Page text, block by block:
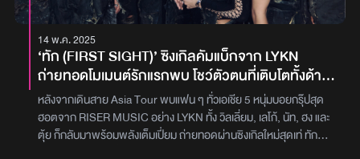
ยู่แล้ว เลยใส่ความขี้เล่นที่เป็นตัวเองลงไป และพยายามปรับเสียงร้องให้
เข้ากับสไตล์ของตัวเองให้มากที่สุดครับ“ในส่วนของเนื้อเพลงเล่าเรื่องถึง
ความรักวัยใส ที่แอบชอบใครคนหนึ่ง แล้วเราต้องการที่จะพรีเซนต์ให้เค้า
เห็นว่าถ้ารักเราแล้วจะดียังไง เพื่อที่เธอจะเทคะแนนให้กับ CANDIDATE
คนนี้ ส่วนในพาร์ทมิวสิกวิดีโอเนื้อหาก็ตามชื่อเพลง CANDIDATE ที่ได้
เล่าคอนเซ็ปต์และการเล่าเรื่องที่ล้อไปกับการหาเสียงเลือกตั้ง ที่อยากให้
นางเอกเทคะแนนให้กับนโยบายความรักของ CANDIDATE คนนี้ ซึ่งก็ได้
บอนนี่-ภัสรสรณ์ โบสุวรรณ มาเป็นนางเอกมิวสิกวิดีโอ โดยบรรยากาศ
14 พ.ค. 2025
‘ทัก (FIRST SIGHT)’ ซิงเกิลคัมแบ็กจาก LYKN
ถ่ายทอดโมเมนต์รักแรกพบ โชว์ตัวตนที่เติบโตทั้งด้าน
เพลงและเพอร์ฟอร์แมนซ์
หลังจากเดินสาย Asia Tour พบแฟน ๆ ทั่วเอเชีย 5 หนุ่มบอยกรุ๊ปสุด
ฮอตจาก RISER MUSIC อย่าง LYKN ทั้ง วิลเลี่ยม, เลโก้, นัท, ฮง และ
ตุ้ย ก็กลับมาพร้อมพลังเต็มเปี่ยม ถ่ายทอดผ่านซิงเกิลใหม่สุดเท่ ทัก